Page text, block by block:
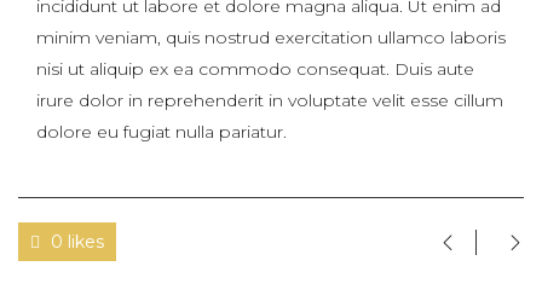
incididunt ut labore et dolore magna aliqua. Ut enim ad
minim veniam, quis nostrud exercitation ullamco laboris
nisi ut aliquip ex ea commodo consequat. Duis aute
irure dolor in reprehenderit in voluptate velit esse cillum
dolore eu fugiat nulla pariatur.
0 likes